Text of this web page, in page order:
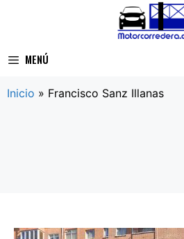
MENÚ
Inicio » Francisco Sanz Illanas